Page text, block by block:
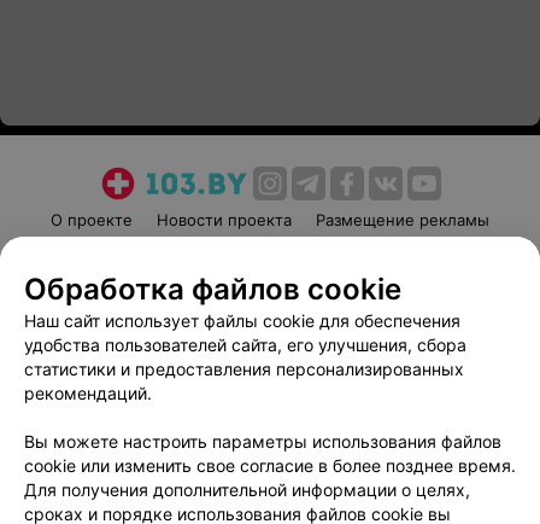
О проекте Новости проекта
Размещение рекламы
Пользовательское соглашение
Способы оплаты
Вакансии
Партнеры
Написать руководителю 103.by
Обработка персональных данных
Обработка файлов cookie
Наш сайт использует файлы cookie для обеспечения
удобства пользователей сайта, его улучшения, сбора
статистики и предоставления персонализированных
рекомендаций.
Вы можете настроить параметры использования файлов
cookie или изменить свое согласие в более позднее время.
Для получения дополнительной информации о целях,
сроках и порядке использования файлов cookie вы